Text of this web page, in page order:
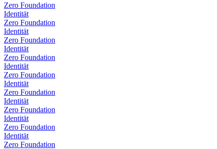
Zero Foundation
Identität
Zero Foundation
Identität
Zero Foundation
Identität
Zero Foundation
Identität
Zero Foundation
Identität
Zero Foundation
Identität
Zero Foundation
Identität
Zero Foundation
Identität
Zero Foundation